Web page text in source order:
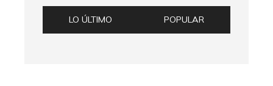
LO ÚLTIMO POPULAR